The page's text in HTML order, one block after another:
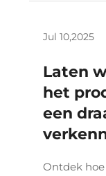
Jul 10,2025
Laten
het
een
Ontdek